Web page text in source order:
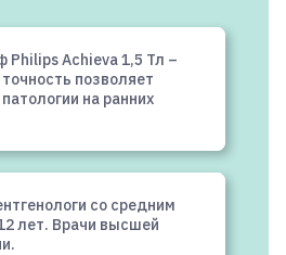
Philips Achieva 1,5 Тл –
позволяет
на ранних
со средним
лет. Врачи высшей